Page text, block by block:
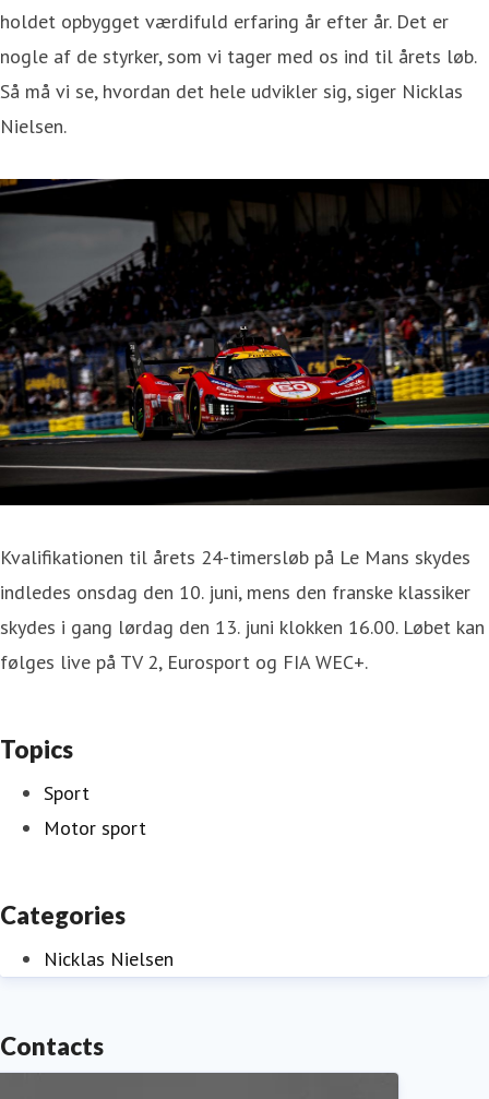
holdet opbygget værdifuld erfaring år efter år. Det er
nogle af de styrker, som vi tager med os ind til årets løb.
Så må vi se, hvordan det hele udvikler sig, siger Nicklas
Nielsen.
Kvalifikationen til årets 24-timersløb på Le Mans skydes
indledes onsdag den 10. juni, mens den franske klassiker
skydes i gang lørdag den 13. juni klokken 16.00. Løbet kan
følges live på TV 2, Eurosport og FIA WEC+.
Topics
Sport
Motor sport
Categories
Nicklas Nielsen
Contacts